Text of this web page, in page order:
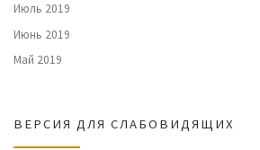
Июль 2019
Июнь 2019
Май 2019
ВЕРСИЯ ДЛЯ СЛАБОВИДЯЩИХ